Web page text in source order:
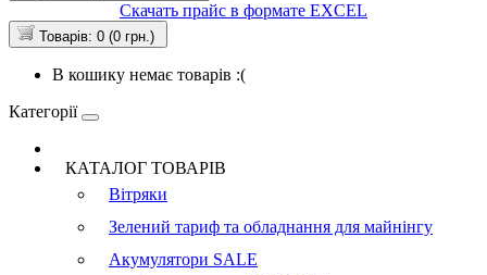
Скачать прайс в формате EXCEL
Товарів: 0 (0 грн.)
В кошику немає товарів :(
Категорії
КАТАЛОГ ТОВАРІВ
Вітряки
Зелений тариф та обладнання для майнінгу
Акумулятори SALE